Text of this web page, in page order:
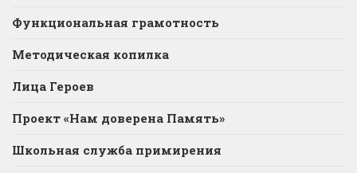
Функциональная грамотность
Методическая копилка
Лица Героев
Проект «Нам доверена Память»
Школьная служба примирения